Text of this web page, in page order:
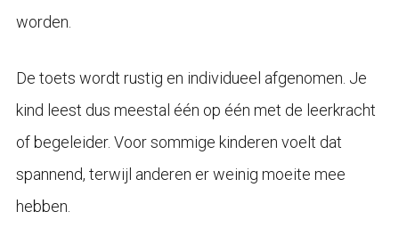
worden.
De toets wordt rustig en individueel afgenomen. Je
kind leest dus meestal één op één met de leerkracht
of begeleider. Voor sommige kinderen voelt dat
spannend, terwijl anderen er weinig moeite mee
hebben.